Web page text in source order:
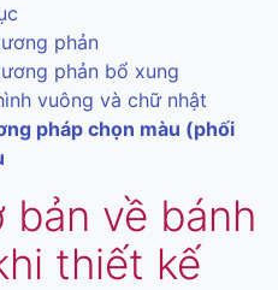
phản
phản bổ xung
vuông và chữ nhật
pháp chọn màu (phối
bản về bánh
thiết kế